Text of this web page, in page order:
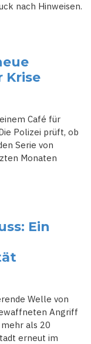
nach Hinweisen.
Krise
Café für
Polizei prüft, ob
Serie von
Monaten
Ein
Welle von
Angriff
als 20
erneut im